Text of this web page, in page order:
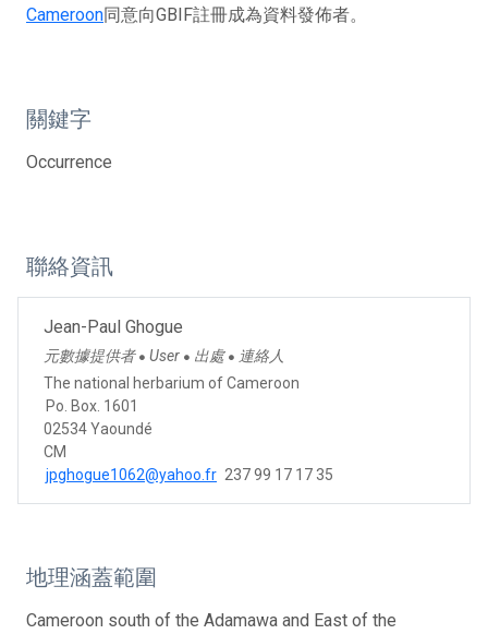
Cameroon同意向GBIF註冊成為資料發佈者。
關鍵字
Occurrence
聯絡資訊
Jean-Paul Ghogue
元數據提供者 ● User ● 出處 ● 連絡人
The national herbarium of Cameroon
Po. Box. 1601
02534 Yaoundé
CM
jpghogue1062@yahoo.fr 237 99 17 17 35
地理涵蓋範圍
Cameroon south of the Adamawa and East of the